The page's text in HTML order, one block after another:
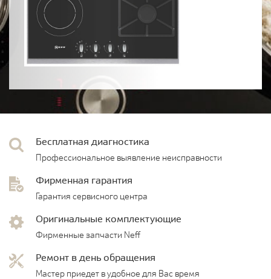
Бесплатная диагностика
Профессиональное выявление неисправности
Фирменная гарантия
Гарантия сервисного центра
Оригинальные комплектующие
Фирменные запчасти Neff
Ремонт в день обращения
Мастер приедет в удобное для Вас время